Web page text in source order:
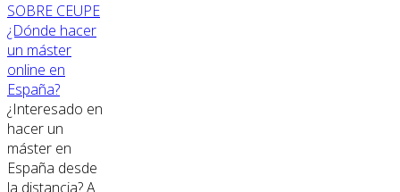
SOBRE CEUPE
¿Dónde hacer
un máster
online en
España?
¿Interesado en
hacer un
máster en
España desde
la distancia? A